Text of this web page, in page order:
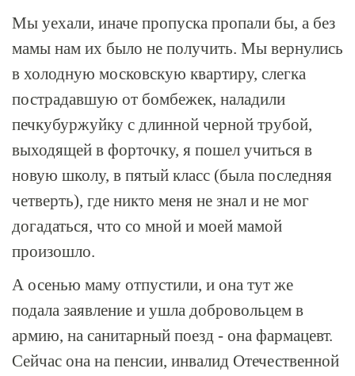
Мы уехали, иначе пропуска пропали бы, а без
мамы нам их было не получить. Мы вернулись
в холодную московскую квартиру, слегка
пострадавшую от бомбежек, наладили
печкубуржуйку с длинной черной трубой,
выходящей в форточку, я пошел учиться в
новую школу, в пятый класс (была последняя
четверть), где никто меня не знал и не мог
догадаться, что со мной и моей мамой
произошло.
А осенью маму отпустили, и она тут же
подала заявление и ушла добровольцем в
армию, на санитарный поезд - она фармацевт.
Сейчас она на пенсии, инвалид Отечественной